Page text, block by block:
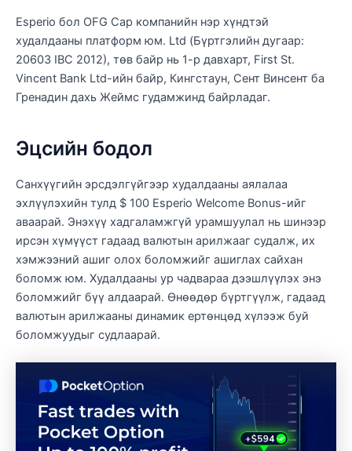
Esperio бол OFG Cap компанийн нэр хүндтэй
худалдааны платформ юм. Ltd (Бүртгэлийн дугаар:
20603 IBC 2012), төв байр нь 1-р давхарт, First St.
Vincent Bank Ltd-ийн байр, Кингстаун, Сент Винсент ба
Гренадин дахь Жеймс гудамжинд байрладаг.
Эцсийн бодол
Санхүүгийн эрсдэлгүйгээр худалдааны аялалаа
эхлүүлэхийн тулд $ 100 Esperio Welcome Bonus-ийг
аваарай. Энэхүү хадгаламжгүй урамшуулал нь шинээр
ирсэн хүмүүст гадаад валютын арилжааг судалж, их
хэмжээний ашиг олох боломжийг ашиглах сайхан
боломж юм. Худалдааны ур чадвараа дээшлүүлэх энэ
боломжийг бүү алдаарай. Өнөөдөр бүртгүүлж, гадаад
валютын арилжааны динамик ертөнцөд хүлээж буй
боломжуудыг судлаарай.